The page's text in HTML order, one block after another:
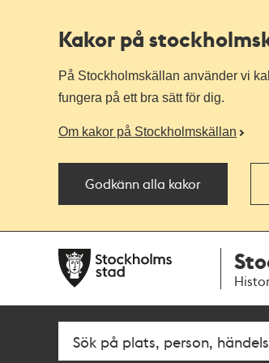
Kakor på
På Stockholmskällan använder vi
fungera på ett bra sätt för dig.
Om kakor på Stockholmskällan
Godkänn alla kakor
navigationen
huvudinnehållet
Fritextsök